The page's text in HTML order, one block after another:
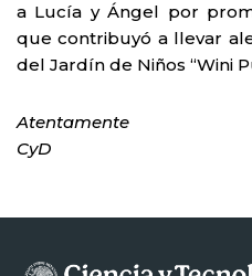
a Lucía y Ángel por
que contribuyó a llevar
del Jardín de Niños “Wini
Atentamente
CyD